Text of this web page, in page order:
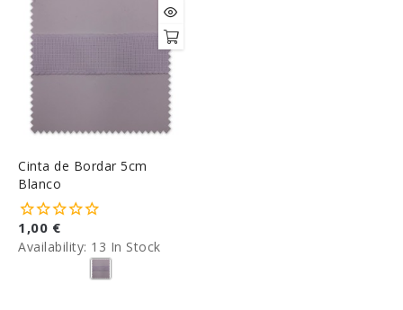
Cinta de Bordar 5cm
Blanco
1,00 €
Availability: 13 In Stock